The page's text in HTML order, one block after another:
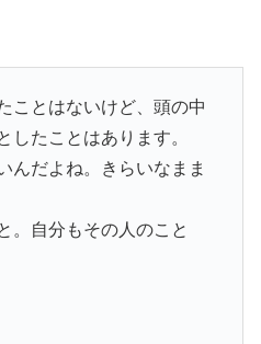
ことはないけど、頭の中
したことはあります。
んだよね。きらいなまま
。自分もその人のこと